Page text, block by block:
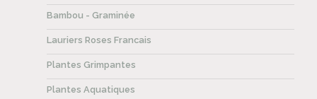
Bambou - Graminée
Lauriers Roses Francais
Plantes Grimpantes
Plantes Aquatiques